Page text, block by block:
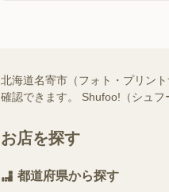
北海道名寄市（フォト・プリン
確認できます。 Shufoo!（シュフ
お店を探す
都道府県から探す